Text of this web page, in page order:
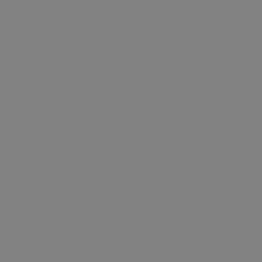
Si tratta di un
di sessione utente.
è mantenere
che il banner dei
la conformità e
sulla privacy.
e bot. Ciò è